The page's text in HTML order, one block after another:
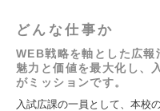
どんな仕事か
WEB戦略を軸とした広報
魅力と価値を最大化し、
がミッションです。
入試広課の一員として、本校